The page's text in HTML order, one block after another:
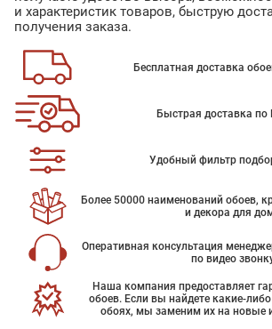
и характеристик товаров, быструю
получения заказа.
Бесплатная доставка
Быстрая доставка по
Удобный фильтр
Более 50000 наименований обоев,
и декора для
Оперативная консультация
по видео
Наша компания предоставляет
обоев. Если вы найдете какие-
обоях, мы заменим их на новые